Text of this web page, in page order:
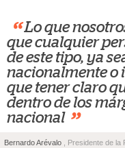
“ Lo que
que cualquier
de este tipo, ya
nacionalmente o
que tener claro
dentro de los
nacional ”
Bernardo Arévalo , Presidente de la